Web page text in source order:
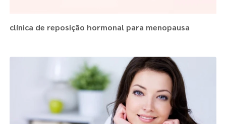
clínica de reposição hormonal para menopausa